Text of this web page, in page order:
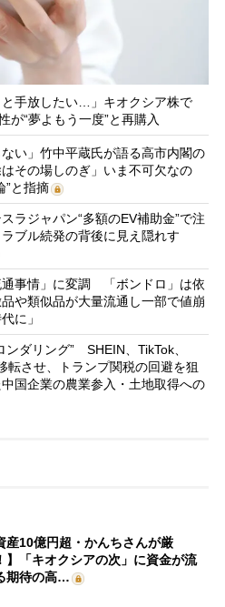
と手放したい…」キオクシア株で
が“夢よもう一度”と再購入
ない」竹中平蔵氏が語る高市内閣の
その場しのぎ」いま不可欠なの
”と指摘
ラジャパン“多額のEV補助金”で注
ブル続発の背後に見え隠れす
事情」に変調 「ボンドロ」は依
や類似品が大量流通し一部で値崩
に」
ンダリング” SHEIN、TikTok、
させ、トランプ関税の回避を狙
国企業の農業参入・土地取得への
産10億円超・かんちさんが厳
】「キオクシアの次」に資金が流
期待の高…